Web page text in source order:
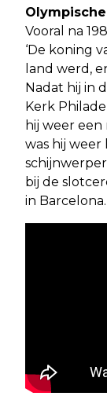
Vooral na
‘De koning
land werd,
Nadat hij in
Kerk
hij weer een
was hij
bij de
in Barcelona.